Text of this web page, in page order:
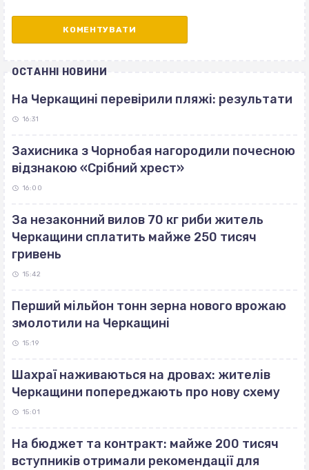
ОСТАННІ НОВИНИ
На Черкащині перевірили пляжі: результати
16:31
Захисника з Чорнобая нагородили почесною
відзнакою «Срібний хрест»
16:00
За незаконний вилов 70 кг риби житель
Черкащини сплатить майже 250 тисяч
гривень
15:42
Перший мільйон тонн зерна нового врожаю
змолотили на Черкащині
15:19
Шахраї наживаються на дровах: жителів
Черкащини попереджають про нову схему
15:01
На бюджет та контракт: майже 200 тисяч
вступників отримали рекомендації для